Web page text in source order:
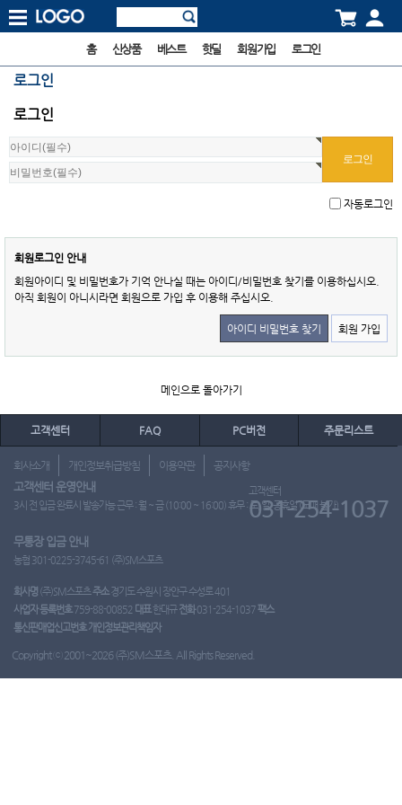
홈 신상품 베스트 핫딜 회원가입 로그인
로그인
로그인
자동로그인
회원로그인 안내
회원아이디 및 비밀번호가 기억 안나실 때는 아이디/비밀번호 찾기를 이용하십시오.
아직 회원이 아니시라면 회원으로 가입 후 이용해 주십시오.
아이디 비밀번호 찾기 회원 가입
메인으로 돌아가기
고객센터 FAQ PC버전 주문리스트
회사소개 개인정보취급방침 이용약관 공지사항
고객센터 운영안내
3시 전 입금 완료시 발송가능 근무 : 월 ~ 금 (10:00 ~ 16:00) 휴무 : 토, 일, 공휴일 (도매 불가)
고객센터
031-254-1037
무통장 입금 안내
농협 301-0225-3745-61 (주)SM스포츠
회사명 (주)SM스포츠주소경기도 수원시 장안구 수성로 401
사업자 등록번호759-88-00852 대표한대규 전화031-254-1037팩스
통신판매업신고번호 개인정보관리책임자
Copyright ⓒ 2001~2026 (주)SM스포츠. All Rights Reserved.